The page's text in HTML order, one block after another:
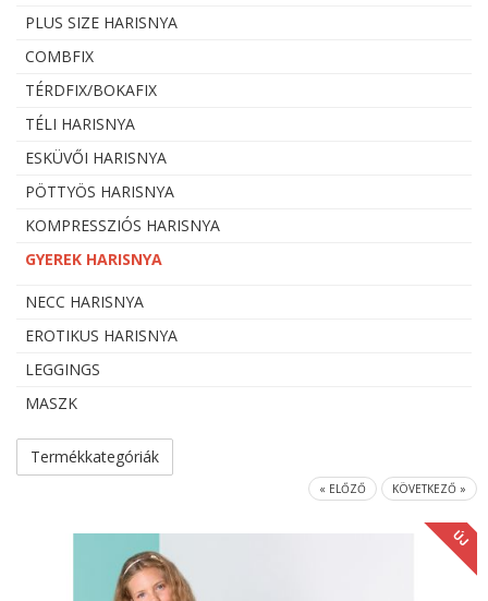
PLUS SIZE HARISNYA
COMBFIX
TÉRDFIX/BOKAFIX
TÉLI HARISNYA
ESKÜVŐI HARISNYA
PÖTTYÖS HARISNYA
KOMPRESSZIÓS HARISNYA
GYEREK HARISNYA
NECC HARISNYA
EROTIKUS HARISNYA
LEGGINGS
MASZK
Termékkategóriák
« ELŐZŐ KÖVETKEZŐ »
ÚJ